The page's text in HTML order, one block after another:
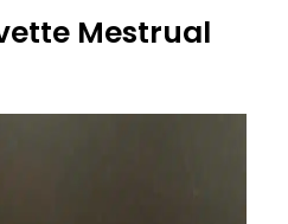
Mestrual